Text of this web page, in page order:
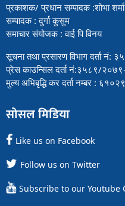
प्रकाशक/ प्रधान सम्पादक :शोभा शर्मा
सम्पादक : दुर्गा कुसुम
समाचार संयोजक : वाई पि विनय
सूचना तथा प्रसारण विभाग दर्ता नं:
प्रेस काउन्सिल दर्ता नं:३५८९/
मुल्य अभिबृद्धि कर दर्ता नम्बर :
सोसल मिडिया
Like us on Facebook
Follow us on Twitter
Subscribe to our Youtube